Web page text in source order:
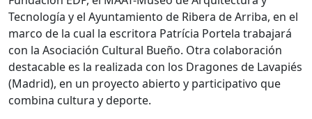
Tecnología y el Ayuntamiento de Ribera de Arriba, en el
marco de la cual la escritora Patrícia Portela trabajará
con la Asociación Cultural Bueño. Otra colaboración
destacable es la realizada con los Dragones de Lavapiés
(Madrid), en un proyecto abierto y participativo que
combina cultura y deporte.